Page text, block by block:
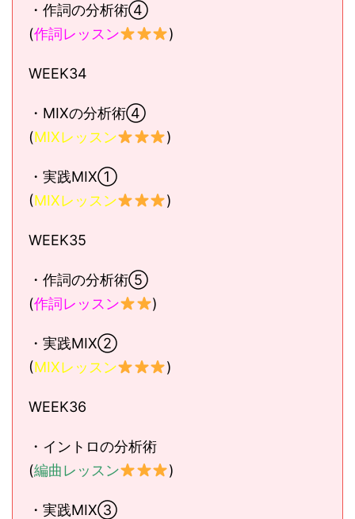
・作詞の分析術④
(作詞レッスン )
WEEK34
・MIXの分析術④
(MIXレッスン )
・実践MIX①
(MIXレッスン )
WEEK35
・作詞の分析術⑤
(作詞レッスン )
・実践MIX②
(MIXレッスン )
WEEK36
・イントロの分析術
(編曲レッスン )
・実践MIX③